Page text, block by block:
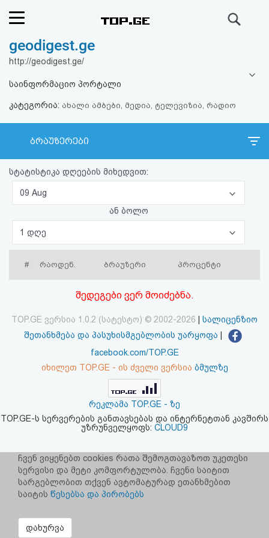
რეიტინგი
ფოსტა
კითხვა-
პასუხი
ავტორიზაცია
რეგისტრაცია
აღდგენა
კოდი
სალიცენზიო
პასუხისმგებლობის
უარყოფა
geodigest.ge
http://geodigest.ge/
საინფორმაციო პორტალი
კატეგორია: ახალი ამბები, მედია, ტელევიზია, რადიო
ბრაუზერები
სტატისტიკა დღეების მიხედვით:
09 Aug
ან ბოლო
1 დღე
# რაოდენ. ბრაუზერი პროცენტი
შედეგები ვერ მოიძებნა.
TOP.GE ვერსია 1.0.2 (სატესტო) © 2002-2026
სალიცენზიო
შეთანხმება და პასუხისმგებლობის უარყოფა
facebook.com/TOP.GE
იხილეთ TOP.GE - ის ძველი ვერსია ბმულზე
რეკლამა TOP.GE - ზე
TOP.GE-ს სერვერების განთავსებას და ინტერნეტთან კავშირს
უზრუნველყოფს: CLOUD9
ჩვენ ვიყენებთ cookies რათა შემოგთავაზოთ უკეთესი
სერვისი და მეტი კომფორტულობა. ჩვენი საიტით
სარგებლობით თქვენ ავტომატურად ეთანხმებით
საიტის წესებსა და პირობებს
დახურვა